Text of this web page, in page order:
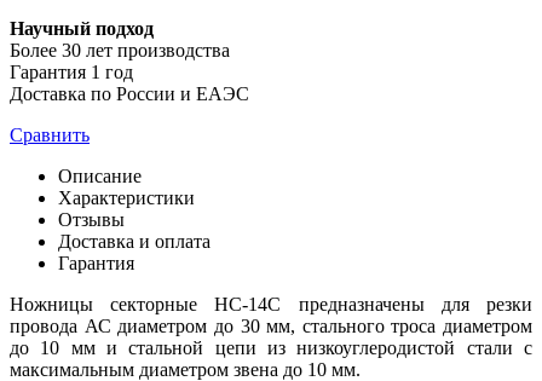
Научный подход
Более 30 лет производства
Гарантия 1 год
Доставка по России и ЕАЭС
Сравнить
Описание
Характеристики
Отзывы
Доставка и оплата
Гарантия
Ножницы секторные НС-14С предназначены для резки
провода АС диаметром до 30 мм, стального троса диаметром
до 10 мм и стальной цепи из низкоуглеродистой стали с
максимальным диаметром звена до 10 мм.